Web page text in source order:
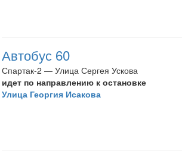
Автобус 60
Спартак-2 — Улица Сергея Ускова
идет по направлению к остановке
Улица Георгия Исакова